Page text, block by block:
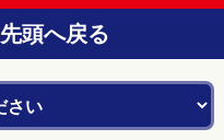
頭へ戻る